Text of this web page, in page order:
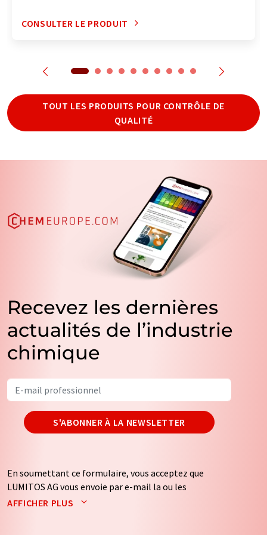
CONSULTER LE PRODUIT
TOUT LES PRODUITS POUR CONTRÔLE DE
QUALITÉ
Recevez les dernières
actualités de l’industrie
chimique
S'ABONNER À LA NEWSLETTER
En soumettant ce formulaire, vous acceptez que
LUMITOS AG vous envoie par e-mail la ou les
newsletters sélectionnées ci-dessus. Vos données ne
AFFICHER PLUS